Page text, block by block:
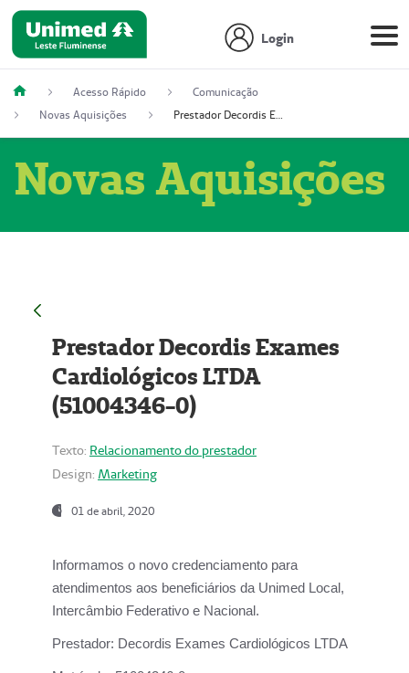
Login
Acesso Rápido
Comunicação
Novas Aquisições
Prestador Decordis Exames Cardiológicos LTDA (51004346-0)
Novas Aquisições
Prestador Decordis Exames
Cardiológicos LTDA
(51004346-0)
Texto: Relacionamento do prestador
Design: Marketing
01 de abril, 2020
Informamos o novo credenciamento para
atendimentos aos beneficiários da Unimed Local,
Intercâmbio Federativo e Nacional.
Prestador: Decordis Exames Cardiológicos LTDA